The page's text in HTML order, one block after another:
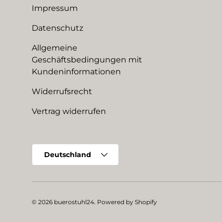
Impressum
Datenschutz
Allgemeine
Geschäftsbedingungen mit
Kundeninformationen
Widerrufsrecht
Vertrag widerrufen
Deutschland
© 2026 buerostuhl24. Powered by Shopify